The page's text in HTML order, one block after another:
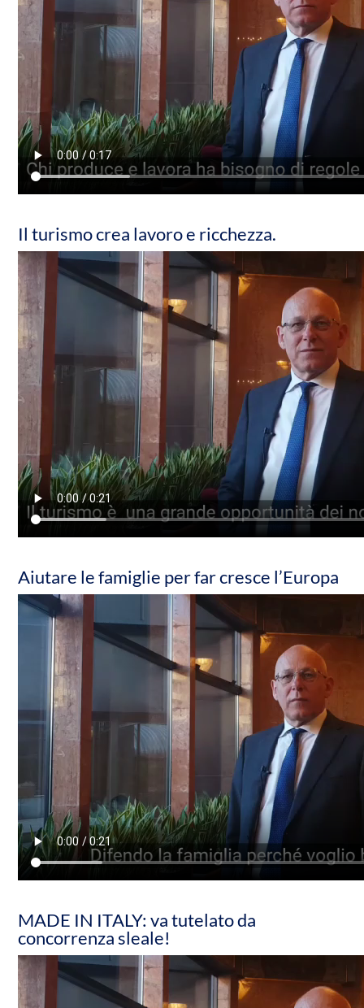
Il turismo crea lavoro e ricchezza.
Aiutare le famiglie per far cresce l’Europa
MADE IN ITALY: va tutelato da
concorrenza sleale!